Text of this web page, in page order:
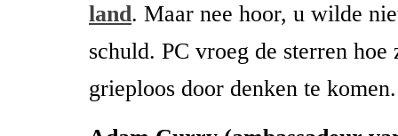
land. Maar nee hoor, u wilde
schuld. PC vroeg de sterren
grieploos door denken te komen.